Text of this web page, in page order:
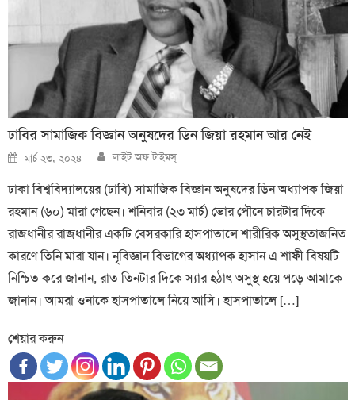
ঢাবির সামাজিক বিজ্ঞান অনুষদের ডিন জিয়া রহমান আর নেই
Posted
on
মার্চ ২৩, ২০২৪ Author
লাইট অফ টাইমস্
ঢাকা বিশ্ববিদ্যালয়ের (ঢাবি) সামাজিক বিজ্ঞান অনুষদের ডিন অধ্যাপক জিয়া
রহমান (৬০) মারা গেছেন। শনিবার (২৩ মার্চ) ভোর পৌনে চারটার দিকে
রাজধানীর রাজধানীর একটি বেসরকারি হাসপাতালে শারীরিক অসুস্থতাজনিত
কারণে তিনি মারা যান। নৃবিজ্ঞান বিভাগের অধ্যাপক হাসান এ শাফী বিষয়টি
নিশ্চিত করে জানান, রাত তিনটার দিকে স্যার হঠাৎ অসুস্থ হয়ে পড়ে আমাকে
জানান। আমরা ওনাকে হাসপাতালে নিয়ে আসি। হাসপাতালে […]
শেয়ার করুন